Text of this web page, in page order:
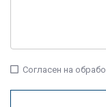
check_box_outline_blank Согласен на